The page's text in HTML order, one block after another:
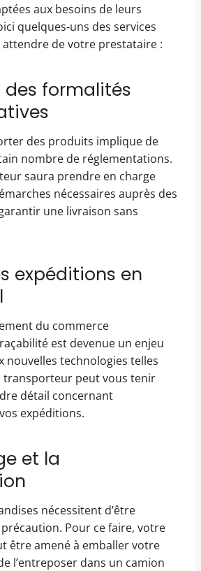
aux besoins de leurs
quelques-uns des services
attendre de votre prestataire :
des formalités
des produits implique de
nombre de réglementations.
saura prendre en charge
nécessaires auprès des
une livraison sans
expéditions en
du commerce
est devenue un enjeu
nouvelles technologies telles
transporteur peut vous tenir
détail concernant
expéditions.
et la
nécessitent d’être
Pour ce faire, votre
être amené à emballer votre
l’entreposer dans un camion